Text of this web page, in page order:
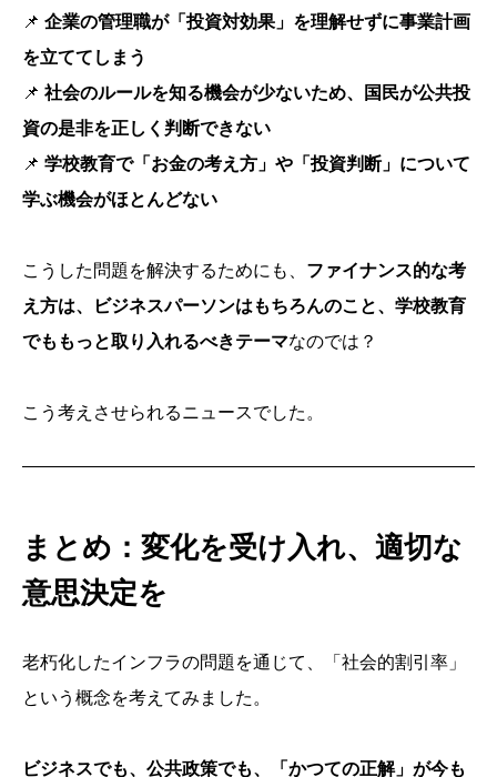
📌 企業の管理職が「投資対効果」を理解せずに事業計画
を立ててしまう
📌 社会のルールを知る機会が少ないため、国民が公共投
資の是非を正しく判断できない
📌 学校教育で「お金の考え方」や「投資判断」について
学ぶ機会がほとんどない
こうした問題を解決するためにも、 ファイナンス的な考
え方は、ビジネスパーソンはもちろんのこと、学校教育
でももっと取り入れるべきテーマなのでは？
こう考えさせられるニュースでした。
まとめ：変化を受け入れ、適切な
意思決定を
老朽化したインフラの問題を通じて、「社会的割引率」
という概念を考えてみました。
ビジネスでも、公共政策でも、「かつての正解」が今も